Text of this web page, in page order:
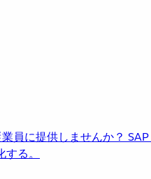
員に提供しませんか？ SAP
る。